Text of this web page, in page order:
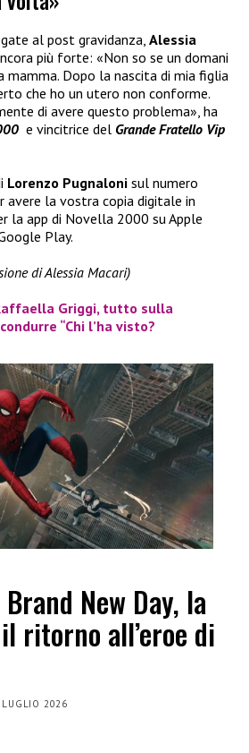
al post gravidanza, Alessia
più forte: «Non so se un domani
mamma. Dopo la nascita di mia figlia
che ho un utero non conforme.
di avere questo problema», ha
e vincitrice del Grande Fratello Vip
Lorenzo Pugnaloni sul numero
avere la vostra copia digitale in
la app di Novella 2000 su Apple
Play.
di Alessia Macari)
Raffaella Griggi, tutto sulla
“Chi l’ha visto?
New Day, la
ritorno all’eroe di
2026